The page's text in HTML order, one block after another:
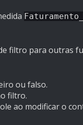
filtro para outras
ou falso.
filtro.
ao modificar o